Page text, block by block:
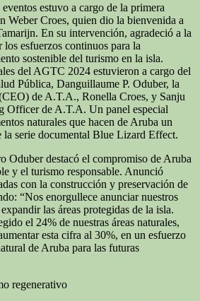
estuvo a cargo de la primera
Weber Croes, quien dio la bienvenida a
En su intervención, agradeció a la
esfuerzos continuos para la
sostenible del turismo en la isla.
del AGTC 2024 estuvieron a cargo del
Pública, Danguillaume P. Oduber, la
de A.T.A., Ronella Croes, y Sanju
Officer de A.T.A. Un panel especial
naturales que hacen de Aruba un
la serie documental Blue Lizard Effect.
Oduber destacó el compromiso de Aruba
y el turismo responsable. Anunció
con la construcción y preservación de
“Nos enorgullece anunciar nuestros
las áreas protegidas de la isla.
el 24% de nuestras áreas naturales,
esta cifra al 30%, en un esfuerzo
de Aruba para las futuras
regenerativo